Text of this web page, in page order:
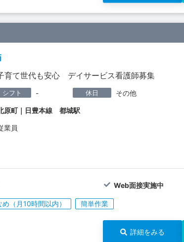
育て世代も安心 デイサービス看護師募集
シフト - 休日 その他
原町｜日豊本線 都城駅
業員
Web面接実施中
（月10時間以内） 簡単作業
詳細をみる